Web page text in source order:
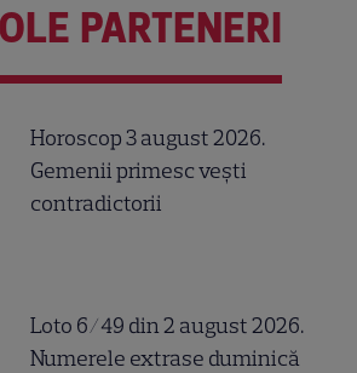
PARTENERI
Horoscop 3 august 2026.
Gemenii primesc vești
contradictorii
Loto 6/49 din 2 august 2026.
Numerele extrase duminică